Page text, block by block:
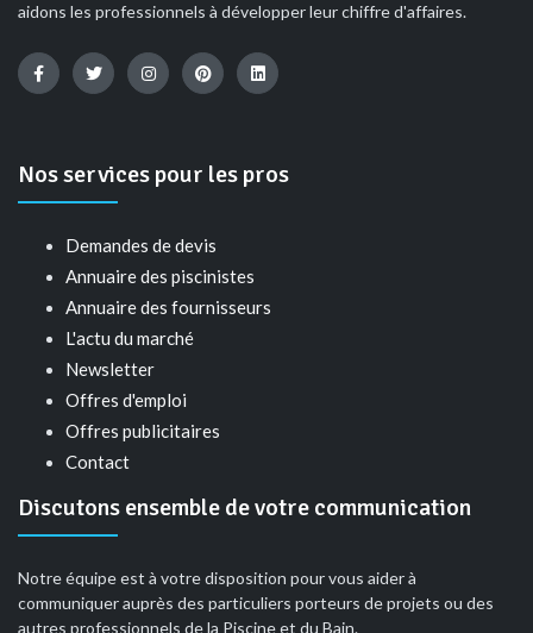
aidons les professionnels à développer leur chiffre d'affaires.
Nos services pour les pros
Demandes de devis
Annuaire des piscinistes
Annuaire des fournisseurs
L'actu du marché
Newsletter
Offres d'emploi
Offres publicitaires
Contact
Discutons ensemble de votre communication
Notre équipe est à votre disposition pour vous aider à
communiquer auprès des particuliers porteurs de projets ou des
autres professionnels de la Piscine et du Bain.